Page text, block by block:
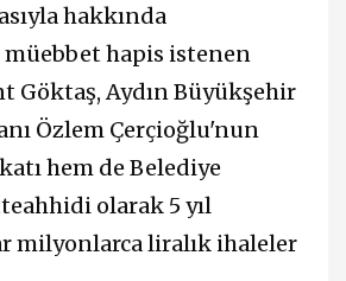
hakkında
müebbet hapis istenen
Göktaş, Aydın Büyükşehir
Özlem Çerçioğlu'nun
hem de Belediye
olarak 5 yıl
milyonlarca liralık ihaleler